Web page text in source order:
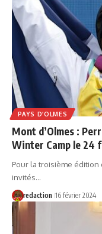
PAYS D’OLMES
Mont d’Olmes :
Winter Camp le 24
Pour la troisième édition
invités…
redaction 16 février 2024